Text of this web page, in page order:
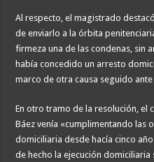
Al respecto, el magistrado
de enviarlo a la órbita
firmeza una de las condenas, sin
había concedido un arresto
marco de otra causa seguido
En otro tramo de la resolución, el
Báez venía «cumplimentando las
domiciliaria desde hacía cinco
de hecho la ejecución